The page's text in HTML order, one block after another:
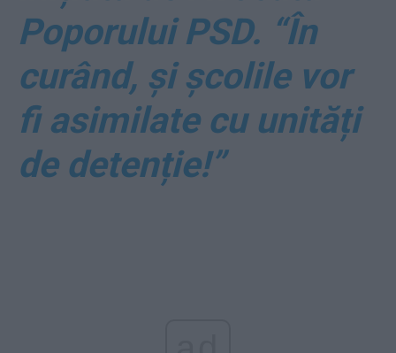
Poporului PSD. “În
curând, și școlile vor
fi asimilate cu unități
de detenție!”